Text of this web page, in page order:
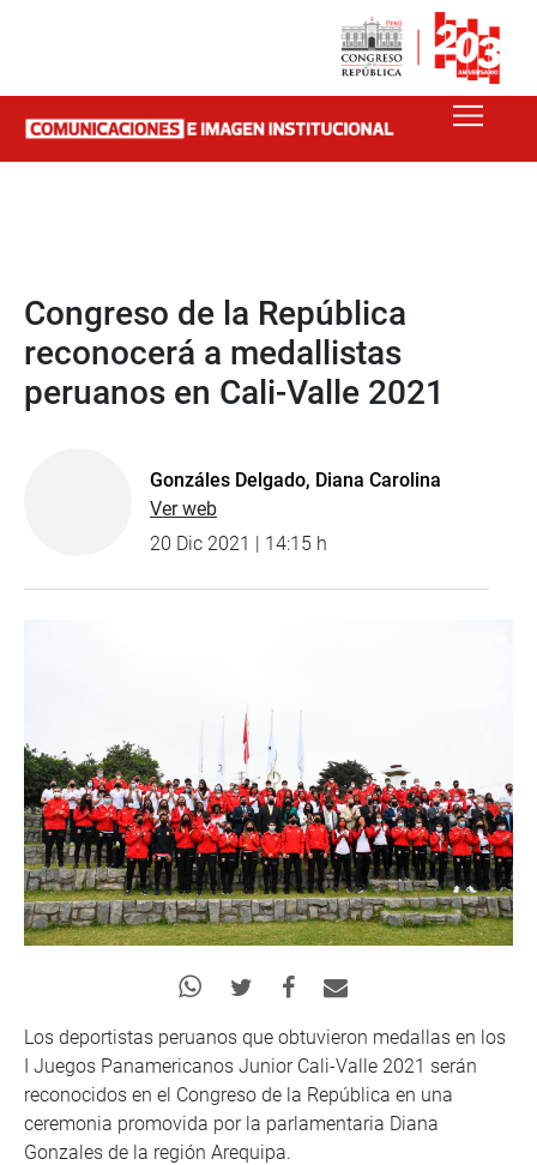
Congreso de la República
reconocerá a medallistas
peruanos en Cali-Valle 2021
Gonzáles Delgado, Diana Carolina
Ver web
20 Dic 2021 | 14:15 h
Los deportistas peruanos que obtuvieron medallas en los
I Juegos Panamericanos Junior Cali-Valle 2021 serán
reconocidos en el Congreso de la República en una
ceremonia promovida por la parlamentaria Diana
Gonzales de la región Arequipa.